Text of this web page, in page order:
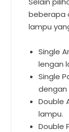
beberapa
lampu
Single
lengan
Single
dengan
Double
lampu.
Double